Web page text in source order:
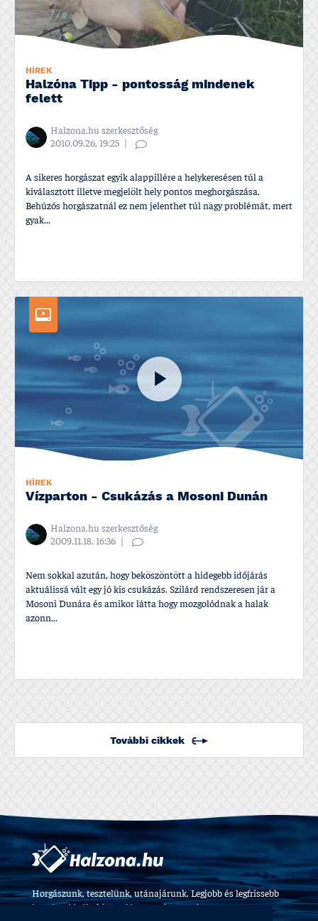
HÍREK
Halzóna Tipp - pontosság mindenek
felett
Halzona.hu szerkesztőség
2010.09.26, 19:25
A sikeres horgászat egyik alappillére a helykeresésen túl a
kiválasztott illetve megjelölt hely pontos meghorgászása.
Behúzós horgászatnál ez nem jelenthet túl nagy problémát, mert
gyak...
HÍREK
Ví­zparton - Csukázás a Mosoni Dunán
Halzona.hu szerkesztőség
2009.11.18, 16:36
Nem sokkal azután, hogy beköszöntött a hidegebb időjárás
aktuálissá vált egy jó kis csukázás. Szilárd rendszeresen jár a
Mosoni Dunára és amikor látta hogy mozgolódnak a halak
azonn...
További cikkek
Horgászunk, tesztelünk, utánajárunk. Legjobb és legfrissebb